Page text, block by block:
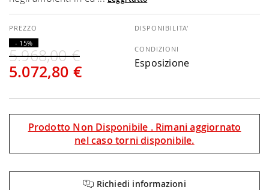
5.072,80 €
5.968,00 €
- 15%
DISPONIBILITA'
CONDIZIONI
Esposizione
Prodotto Non Disponibile . Rimani aggiornato
nel caso torni disponibile.
Richiedi informazioni